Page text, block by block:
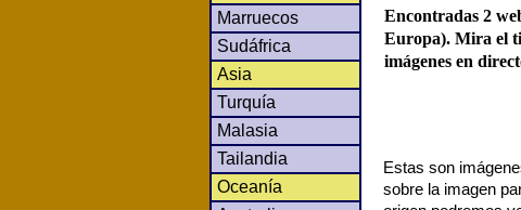
Marruecos
Sudáfrica
Asia
Turquía
Malasia
Tailandia
Oceanía
Encontradas 2
Europa). Mira el
imágenes en
Estas son
sobre la imagen